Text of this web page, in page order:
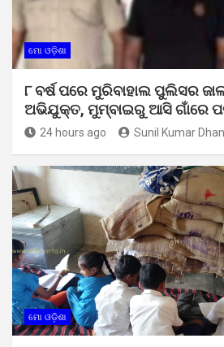
ମୋ ଓଡ଼ିଶା
୮ ବର୍ଷ ପରେ ମୁରିବାହାଲ ପୁଲିସର
ଅଭିଯୁକ୍ତ, ମୁମ୍ବାଇରୁ ଆସି ଗାଁରେ
24 hours ago Sunil Kumar
ମୋ ଓଡ଼ିଶା